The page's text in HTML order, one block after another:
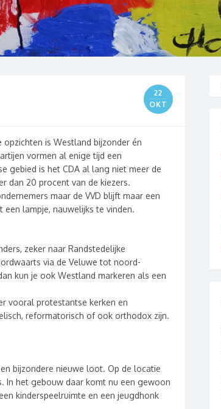
22
OKT
is Westland bijzonder én
vormen al enige tijd een
gebied is het CDA al lang niet meer de
dan 20 procent van de kiezers.
maar de VVD blijft maar een
lampje, nauwelijks te vinden.
zeker naar Randstedelijke
via de Veluwe tot noord-
kun je ook Westland markeren als een
vooral protestantse kerken en
reformatorisch of ook orthodox zijn.
bijzondere nieuwe loot. Op de locatie
In het gebouw daar komt nu een gewoon
kinderspeelruimte en een jeugdhonk